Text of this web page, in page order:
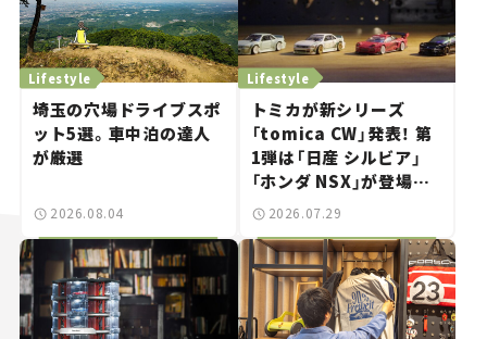
埼玉の穴場ドライブスポ
ット5選。車中泊の達人
が厳選
Lifestyle
2026.08.04
トミカが新シリーズ
「tomica CW」発表！ 第
1弾は「日産 シルビア」
「ホンダ NSX」が登場。
世界が注目す
とホビー】
Lifestyle
2026.07.29